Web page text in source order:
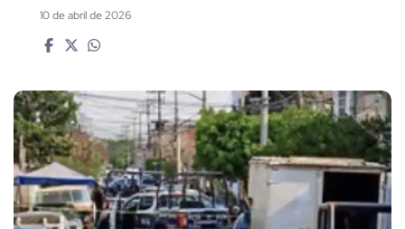
10 de abril de 2026